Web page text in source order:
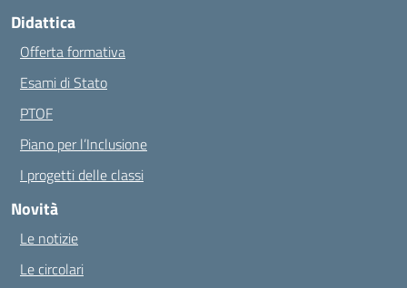
Didattica
Offerta formativa
Esami di Stato
PTOF
Piano per l’Inclusione
I progetti delle classi
Novità
Le notizie
Le circolari